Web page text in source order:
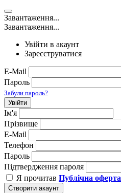
Завантаження...
Завантаження...
Увійти в акаунт
Зареєструватися
E-Mail
Пароль
Забули пароль?
Увійти
Ім'я
Прізвище
E-Mail
Телефон
Пароль
Підтвердження пароля
Я прочитав Публічна оферта
Створити акаунт